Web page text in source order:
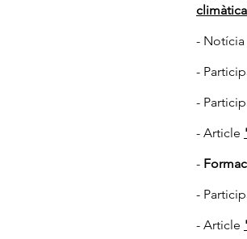
- Notícia
-
-
- Article
-
-
- Article